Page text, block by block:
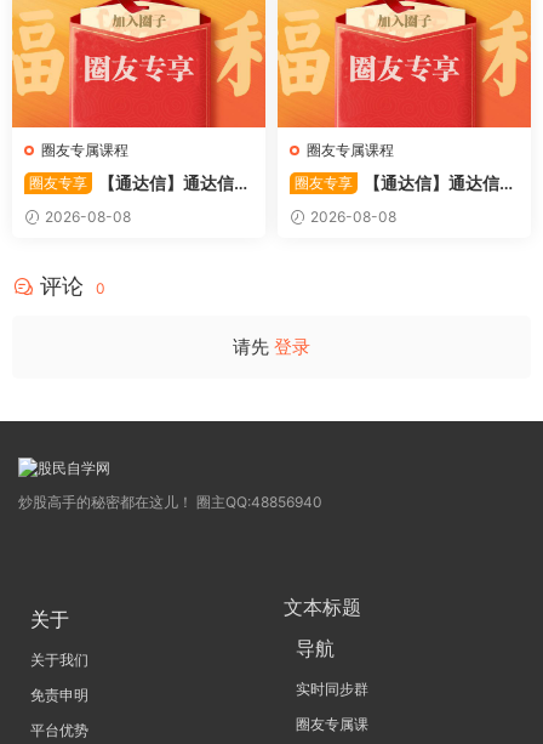
圈友专属课程
圈友专享
【通达信】通达信
〖极致主力〗主副图/选股 放
量不算突破，站上压力才算！
2026-08-08
圈友专属课程
圈友专享
【通达信】通达信
〖超强MACD〗副图指标 斐波
那契+三重共振，捕捉买卖
2026-08-08
评论 0
请先 登录
炒股高手的秘密都在这儿！ 圈主QQ:48856940
关于
关于我们
免责申明
平台优势
文本标题
导航
实时同步群
圈友专属课